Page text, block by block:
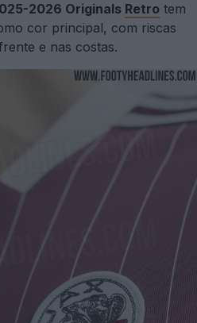
2026 Originals Retro tem
cor principal, com riscas
e nas costas.